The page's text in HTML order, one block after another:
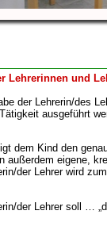
Lehrerinnen und
der Lehrerin/des
ausgeführt
dem Kind den
außerdem eigene,
der Lehrer wird
der Lehrer soll …